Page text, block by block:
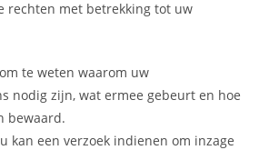
rechten met betrekking tot uw
te weten waarom uw
nodig zijn, wat ermee gebeurt en hoe
bewaard.
kan een verzoek indienen om inzage